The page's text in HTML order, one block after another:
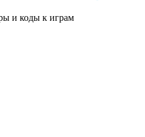
и коды к играм